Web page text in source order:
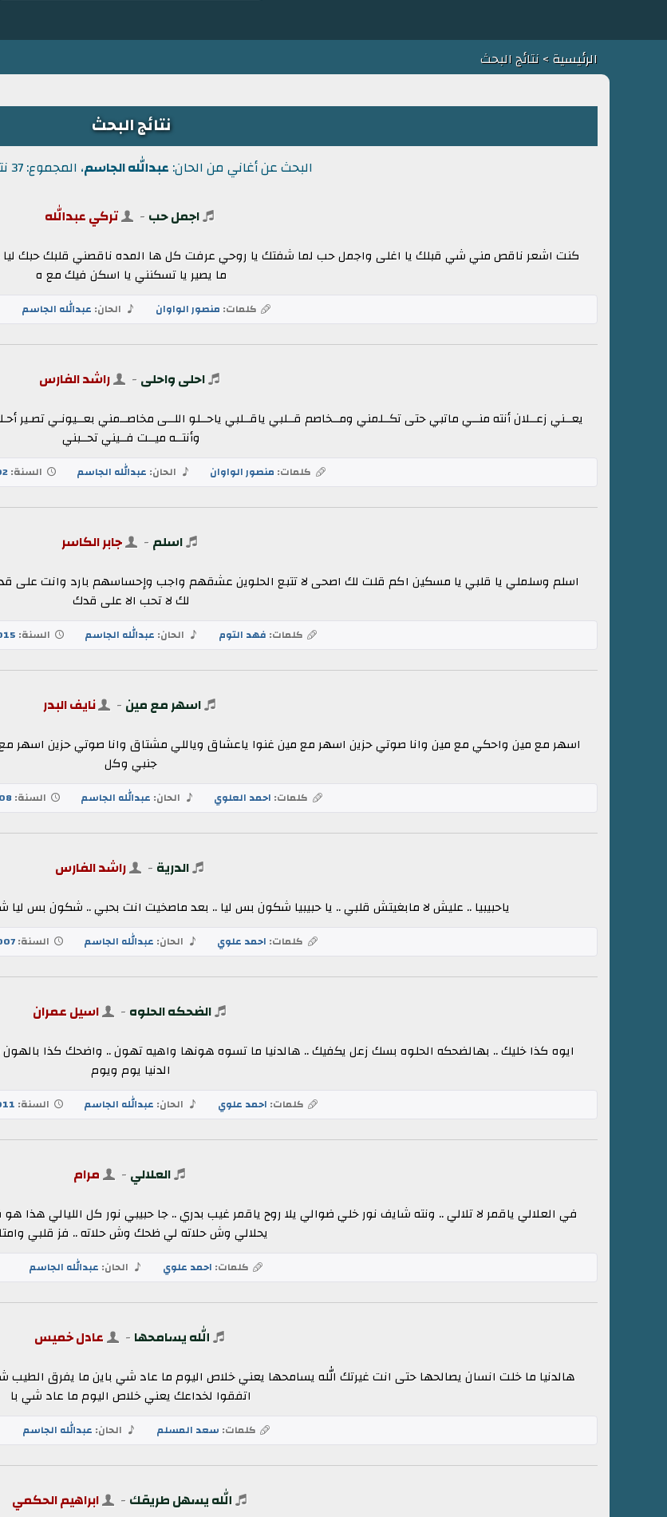
الرئيسية> نتائج البحث
نتائج البحث
البحث عن أغاني من الحان: عبدالله الجاسم، المجموع: 37 نتيجة بحث.
اجمل حب - تركي عبدالله
كنت اشعر ناقص مني شي قبلك يا اغلى واجمل حب لما شفتك يا روحي عرفت كل ها المده ناقصني قلبك حبك ليا
ما يصير يا تسكنني يا اسكن فيك مع ه
كلمات: منصور الواوان الحان: عبدالله الجاسم
احلى واحلى - راشد الفارس
يعــني زعــلان أنته منــي ماتبي حتى تكــلمني ومــخاصم قــلبي ياقــلبي ياحــلو اللــى مخاصــمني بعــيونـي
وأنتــه ميــت فــيني تحــبني
كلمات: منصور الواوان الحان: عبدالله الجاسم السنة:
اسلم - جابر الكاسر
اسلم وسلملي يا قلبي يا مسكين اكم قلت لك اصحى لا تتبع الحلوين عشقهم واجب وإحساسهم بارد وانت على
لك لا تحب الا على قدك
كلمات: فهد التوم الحان: عبدالله الجاسم السنة:
اسهر مع مين - نايف البدر
اسهر مع مين واحكي مع مين وانا صوتي حزين اسهر مع مين غنوا ياعشاق وياللي مشتاق وانا صوتي حزين اسهر مع
جنبي وكل
كلمات: احمد العلوي الحان: عبدالله الجاسم السنة:
الدرية - راشد الفارس
ياحبيبيا .. عليش لا مابغيتش قلبي .. يا حبيبيا شكون بس ليا .. بعد ماصخيت انت بحبي .. شكون بس
كلمات: احمد علوي الحان: عبدالله الجاسم السنة:
الضحكه الحلوه - اسيل عمران
ايوه كذا خليك .. بهالضحكه الحلوه بسك زعل يكفيك .. هالدنيا ما تسوه هونها واهيه تهون .. واضحك كذا
الدنيا يوم ويوم
كلمات: احمد علوي الحان: عبدالله الجاسم السنة:
العلالي - مرام
في العلالي ياقمر لا تلالي .. ونته شايف نور خلي ضوالي يلا روح ياقمر غيب بدري .. جا حبيبي نور كل الليالي
يحلالي وش حلاته لي ظحك وش حلاته .. فز قلبي
كلمات: احمد علوي الحان: عبدالله الجاسم
الله يسامحها - عادل خميس
هالدنيا ما خلت انسان يصالحها حتى انت غيرتك الله يسامحها يعني خلاص اليوم ما عاد شي باين ما يفرق
اتفقوا لخداعك يعني خلاص اليوم ما عاد شي با
كلمات: سعد المسلم الحان: عبدالله الجاسم
الله يسهل طريقك - ابراهيم الحكمي